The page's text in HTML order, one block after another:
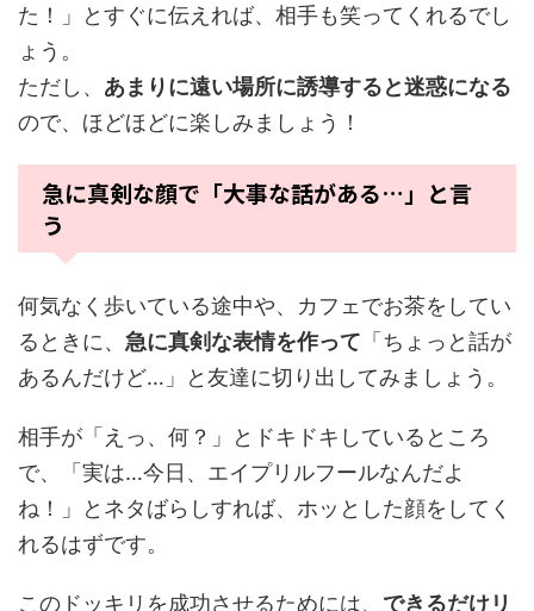
た！」とすぐに伝えれば、相手も笑ってくれるでし
ょう。
ただし、 あまりに遠い場所に誘導すると迷惑になる
ので、ほどほどに楽しみましょう！
急に真剣な顔で「大事な話がある…」と言
う
何気なく歩いている途中や、カフェでお茶をしてい
るときに、 急に真剣な表情を作って 「ちょっと話が
あるんだけど…」と友達に切り出してみましょう。
相手が「えっ、何？」とドキドキしているところ
で、「実は…今日、エイプリルフールなんだよ
ね！」とネタばらしすれば、ホッとした顔をしてく
れるはずです。
このドッキリを成功させるためには、 できるだけリ